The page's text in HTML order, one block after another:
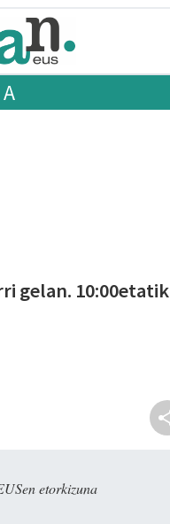
gelan. 10:00etatik
etorkizuna